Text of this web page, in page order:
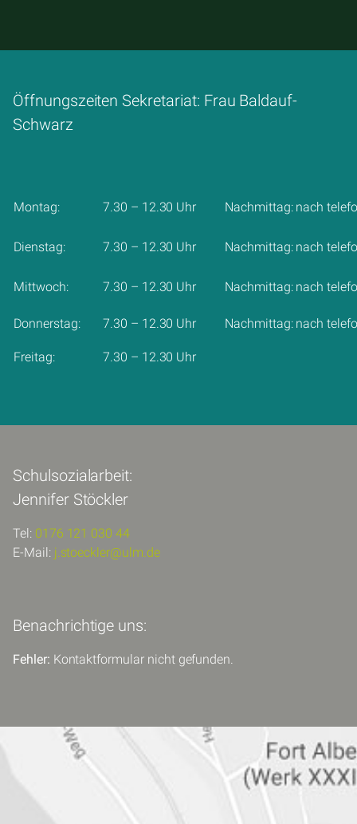
Öffnungszeiten Sekretariat: Frau Baldauf-
Schwarz
Montag: 7.30 – 12.30 Uhr Nachmittag: nach
Dienstag: 7.30 – 12.30 Uhr Nachmittag: nach
Mittwoch: 7.30 – 12.30 Uhr Nachmittag: nach
Donnerstag: 7.30 – 12.30 Uhr Nachmittag: nach
Freitag: 7.30 – 12.30 Uhr
Schulsozialarbeit:
Jennifer Stöckler
Tel: 0176 121 030 44
E-Mail: j.stoeckler@ulm.de
Benachrichtige uns:
Fehler: Kontaktformular nicht gefunden.